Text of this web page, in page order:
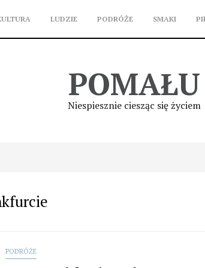
LUDZIE PODRÓŻE SMAKI
POMAŁU
Niespiesznie ciesząc się życiem
PODRÓŻE